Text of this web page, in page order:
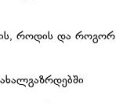
როდის და როგორ
ახალგაზრდებში